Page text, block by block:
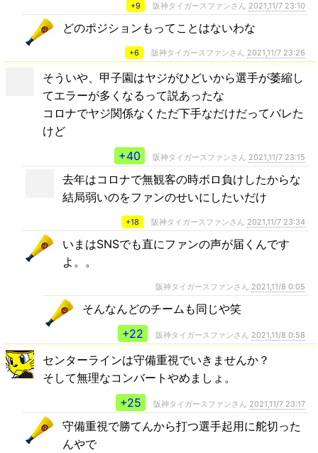
+9 阪神タイガースファンさん 2021,11/7 23:10
どのポジションもってことはないわな
+6 阪神タイガースファンさん 2021,11/7 23:26
そういや、甲子園はヤジがひどいから選手が萎縮し
てエラーが多くなるって説あったな
コロナでヤジ関係なくただ下手なだけだってバレた
けど
+40
阪神タイガースファンさん 2021,11/7 23:15
去年はコロナで無観客の時ボロ負けしたからな
結局弱いのをファンのせいにしたいだけ
+18 阪神タイガースファンさん 2021,11/7 23:34
いまはSNSでも直にファンの声が届くんです
よ。。
阪神タイガースファンさん 2021,11/8 0:05
そんなんどのチームも同じや笑
+22
阪神タイガースファンさん 2021,11/8 0:58
センターラインは守備重視でいきませんか？
そして無理なコンバートやめましょ。
+25
阪神タイガースファンさん 2021,11/7 23:17
守備重視で勝てんから打つ選手起用に舵切った
んやで